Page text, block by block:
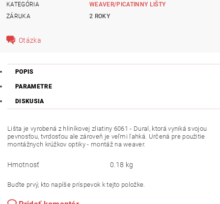
KATEGÓRIA
WEAVER/PICATINNY LIŠTY
ZÁRUKA
2 ROKY
Otázka
POPIS
PARAMETRE
DISKUSIA
Lišta je vyrobená z hliníkovej zliatiny 6061 - Dural, ktorá vyniká svojou
pevnosťou, tvrdosťou ale zároveň je veľmi ľahká. Určená pre použitie
montážnych krúžkov optiky - montáž na weaver.
Hmotnosť 0.18 kg
Buďte prvý, kto napíše príspevok k tejto položke.